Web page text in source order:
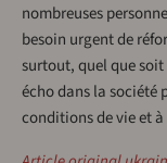
nombreuses
besoin urgent de
surtout, quel que
écho dans la société
conditions de vie et à